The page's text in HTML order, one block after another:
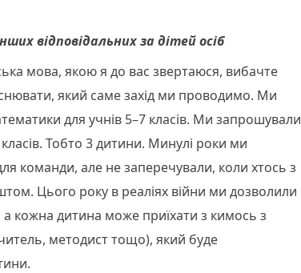
відповідальних за дітей осіб
мова, якою я до вас звертаюся, вибачте
який саме захід ми проводимо. Ми
для учнів 5–7 класів. Ми запрошували
Тобто 3 дитини. Минулі роки ми
команди, але не заперечували, коли хтось з
Цього року в реаліях війни ми дозволили
а кожна дитина може приїхати з кимось з
методист тощо), який буде